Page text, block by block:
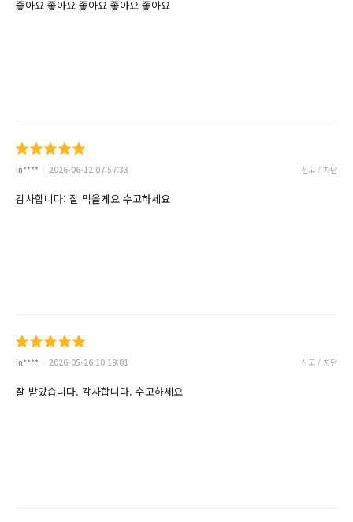
좋아요 좋아요 좋아요 좋아요 좋아요
in**** 2026-06-12 07:57:33 신고 / 차단
감사합니다: 잘 먹을게요 수고하세요
in**** 2026-05-26 10:19:01 신고 / 차단
잘 받았습니다. 감사합니다. 수고하세요